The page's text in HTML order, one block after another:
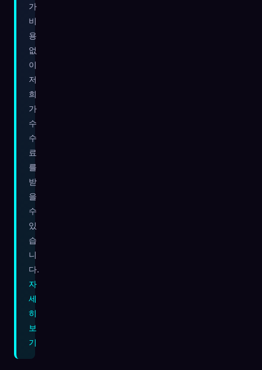
가
비
용
없
이
저
희
가
수
수
료
를
받
을
수
있
습
니
다.
자
세
히
보
기